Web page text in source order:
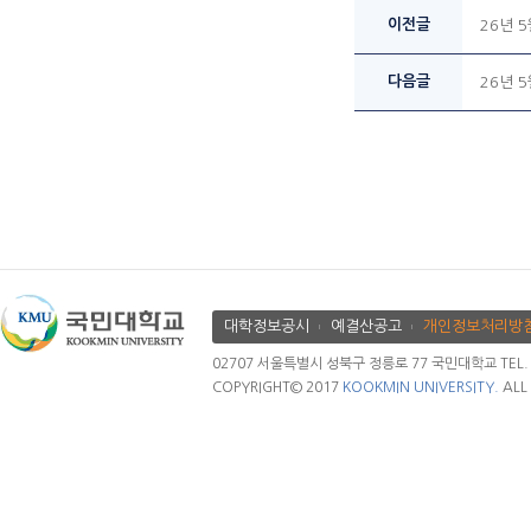
이전글 26년 5
다음글 26년 5
대학정보공시 예결산공고 개인정보처리방
02707 서울특별시 성북구 정릉로 77 국민대학교
COPYRIGHT© 2017 KOOKMIN UNIVERSITY. ALL